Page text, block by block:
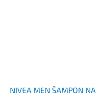
NIVEA MEN ŠAMPON NA